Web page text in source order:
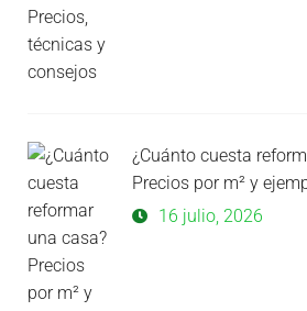
¿Cuánto cuesta
Precios por m² y
16 julio, 2026